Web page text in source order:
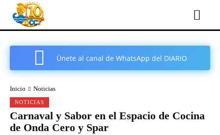
Únete al canal de WhatsApp del DIARIO
Inicio Noticias
NOTICIAS
Carnaval y Sabor en el Espacio de Cocina
de Onda Cero y Spar